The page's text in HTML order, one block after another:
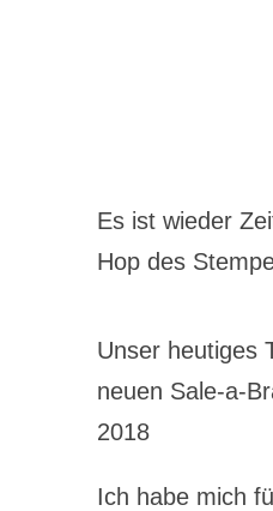
Es ist wieder
Hop des
Unser heutiges
neuen Sale-a-
2018
Ich habe mich